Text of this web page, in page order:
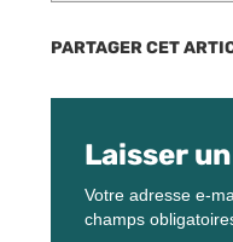
PARTAGER CET
Laisser
Votre adresse e-
champs